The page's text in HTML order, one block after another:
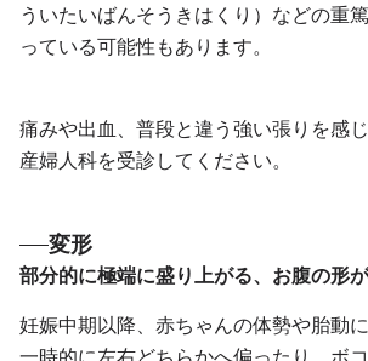
ういたいばんそうきはくり）などの重
っている可能性もあります。
痛みや出血、普段と違う強い張りを感
産婦人科を受診してください。
変形
部分的に極端に盛り上がる、お腹の形
妊娠中期以降、赤ちゃんの体勢や胎動
一時的に左右どちらかへ偏ったり、ボ